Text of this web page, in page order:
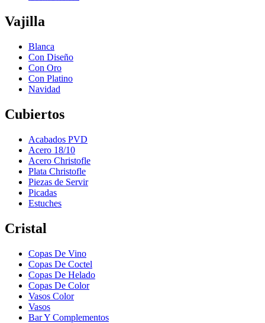
Vajilla
Blanca
Con Diseño
Con Oro
Con Platino
Navidad
Cubiertos
Acabados PVD
Acero 18/10
Acero Christofle
Plata Christofle
Piezas de Servir
Picadas
Estuches
Cristal
Copas De Vino
Copas De Coctel
Copas De Helado
Copas De Color
Vasos Color
Vasos
Bar Y Complementos